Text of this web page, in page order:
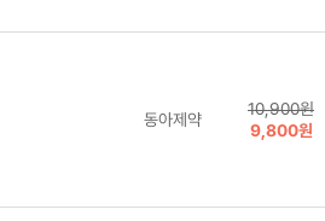
동아제약
10,900원
9,800원